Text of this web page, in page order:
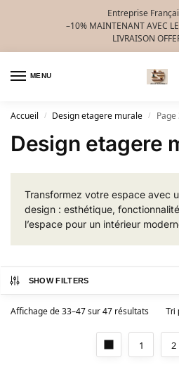
Entreprise
–10% MAINTENANT AVEC
LIVRAISON
MENU
Accueil / Design etagere murale / Page
Design etagere
Transformez votre espace avec
design : esthétique,
l’espace pour un intérieur
SHOW FILTERS
Affichage de 33–47 sur 47 résultats
1 2